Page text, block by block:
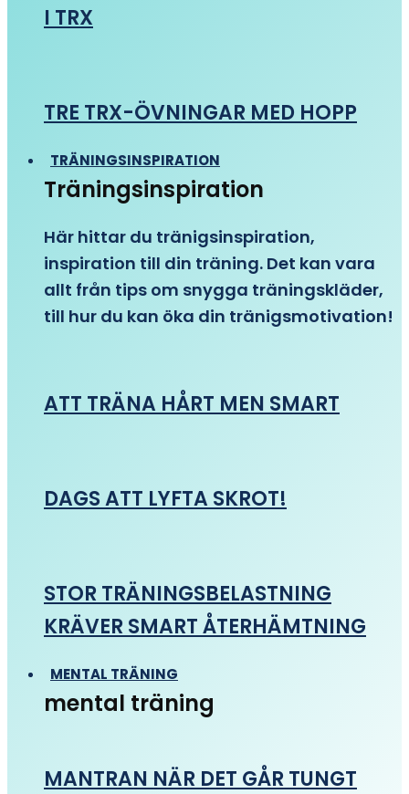
I TRX
TRE TRX-ÖVNINGAR MED HOPP
TRÄNINGSINSPIRATION
Träningsinspiration
Här hittar du tränigsinspiration,
inspiration till din träning. Det kan vara
allt från tips om snygga träningskläder,
till hur du kan öka din tränigsmotivation!
ATT TRÄNA HÅRT MEN SMART
DAGS ATT LYFTA SKROT!
STOR TRÄNINGSBELASTNING
KRÄVER SMART ÅTERHÄMTNING
MENTAL TRÄNING
mental träning
MANTRAN NÄR DET GÅR TUNGT